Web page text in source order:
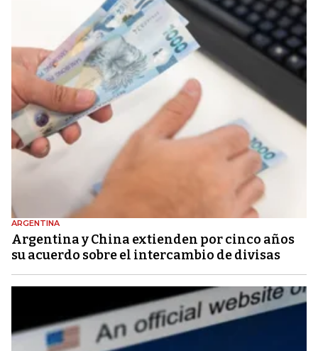
ARGENTINA
Argentina y China extienden por cinco años
su acuerdo sobre el intercambio de divisas